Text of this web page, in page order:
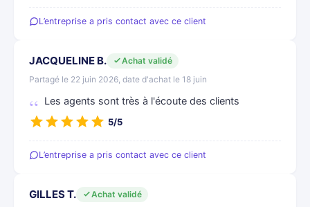
L’entreprise a pris contact avec ce client
JACQUELINE B.
Achat validé
Partagé le 22 juin 2026, date d'achat le 18 juin
Les agents sont très à l'écoute des clients
5/5
L’entreprise a pris contact avec ce client
GILLES T.
Achat validé